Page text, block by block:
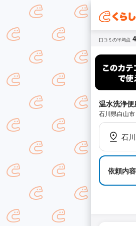
口コミの平均点
温水洗浄
石川県白山市
石
依頼内容